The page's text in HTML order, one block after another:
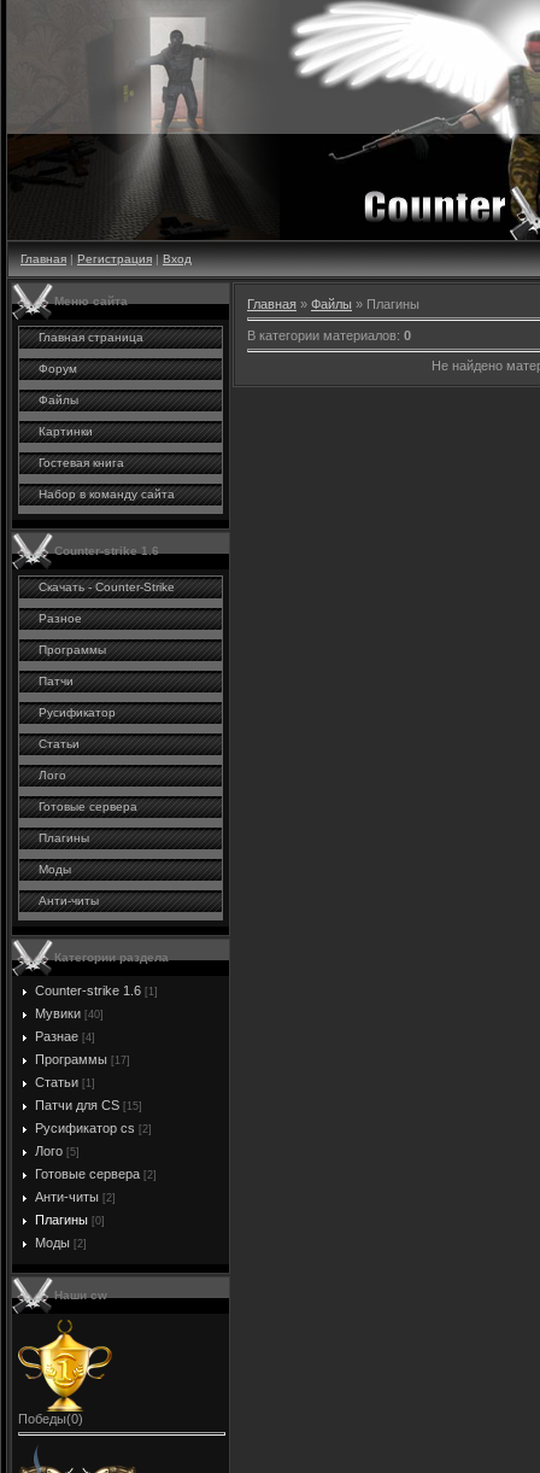
Главная|Регистрация|Вход
Меню сайта
Главная страница
Форум
Файлы
Картинки
Гостевая книга
Набор в команду сайта
Counter-strike 1.6
Скачать - Counter-Strike
Разное
Программы
Патчи
Русификатор
Статьи
Лого
Готовые сервера
Плагины
Моды
Анти-читы
Категории раздела
Counter-strike 1.6 [1]
Мувики [40]
Разнае [4]
Программы [17]
Статьи [1]
Патчи для CS [15]
Русификатор cs [2]
Лого [5]
Готовые сервера [2]
Анти-читы [2]
Плагины [0]
Моды [2]
Наши cw
Победы(0)
Главная » Файлы » Плагины
В категории материалов: 0
Не найдено